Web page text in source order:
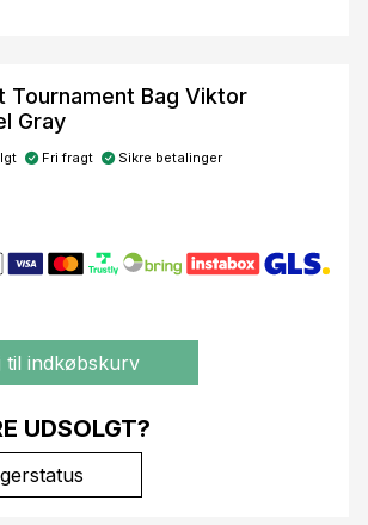
Tournament Bag Viktor
Gray
Fri fragt Sikre betalinger
til indkøbskurv
UDSOLGT?